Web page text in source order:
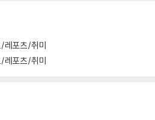
레포츠/취미
레포츠/취미